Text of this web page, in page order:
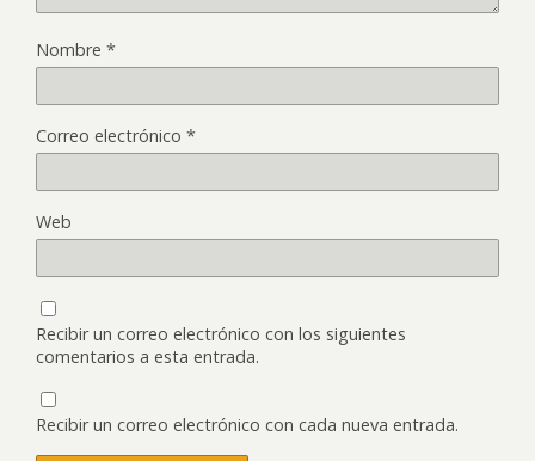
Nombre *
Correo electrónico *
Web
Recibir un correo electrónico con los siguientes
comentarios a esta entrada.
Recibir un correo electrónico con cada nueva entrada.